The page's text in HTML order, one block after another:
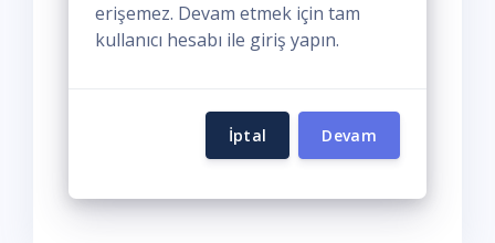
erişemez. Devam etmek için tam
kullanıcı hesabı ile giriş yapın.
İptal Devam